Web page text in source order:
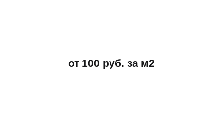
от 100 руб. за м2